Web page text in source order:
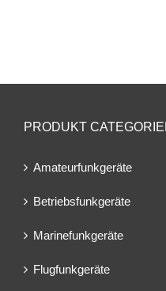
PRODUKT
Amateurfunkgeräte
Betriebsfunkgeräte
Marinefunkgeräte
Flugfunkgeräte